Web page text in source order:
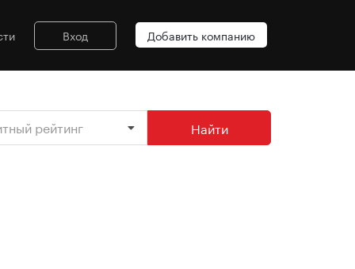
Вход Добавить компанию
рейтинг Найти